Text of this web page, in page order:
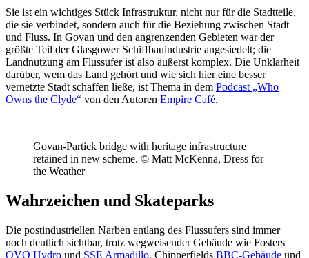
Sie ist ein wichtiges Stück Infrastruktur, nicht nur für die Stadtteile,
die sie verbindet, sondern auch für die Beziehung zwischen Stadt
und Fluss. In Govan und den angrenzenden Gebieten war der
größte Teil der Glasgower Schiffbauindustrie angesiedelt; die
Landnutzung am Flussufer ist also äußerst komplex. Die Unklarheit
darüber, wem das Land gehört und wie sich hier eine besser
vernetzte Stadt schaffen ließe, ist Thema in dem Podcast „Who
Owns the Clyde“ von den Autoren Empire Café.
Govan-Partick bridge with heritage infrastructure
retained in new scheme. © Matt McKenna, Dress for
the Weather
Wahrzeichen und Skateparks
Die postindustriellen Narben entlang des Flussufers sind immer
noch deutlich sichtbar, trotz wegweisender Gebäude wie Fosters
OVO Hydro und SSE Armadillo, Chipperfields BBC-Gebäude und